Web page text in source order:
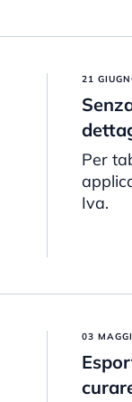
21
Per
Iva.
03